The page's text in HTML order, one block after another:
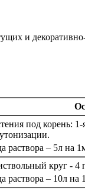
и
под корень:
раствора – 5л на
круг - 4
раствора – 10л на